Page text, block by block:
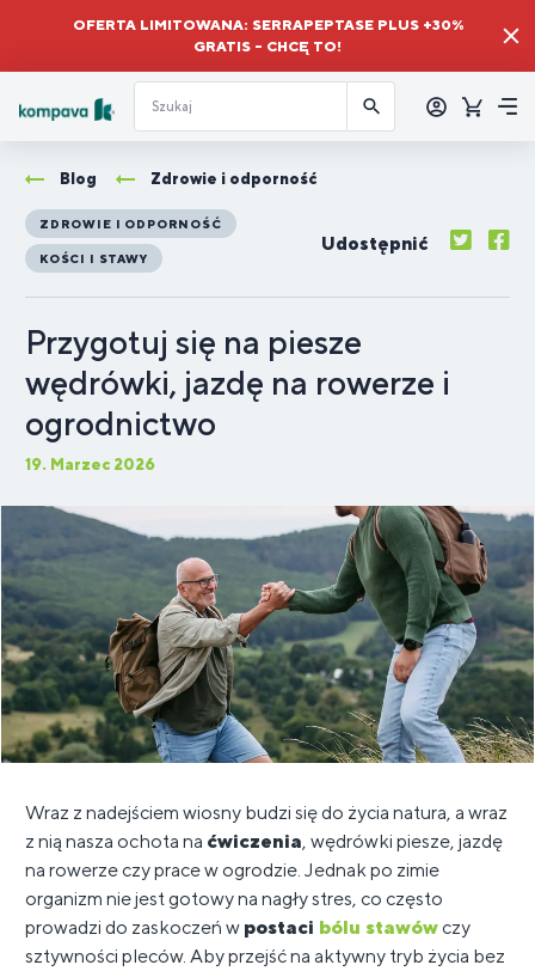
OFERTA LIMITOWANA: SERRAPEPTASE PLUS +30%
GRATIS – CHCĘ TO!
się
Koszyk
Blog Zdrowie i odporność
ZDROWIE I ODPORNOŚĆ
KOŚCI I STAWY
Udostępnić
Przygotuj się na piesze
wędrówki, jazdę na rowerze i
ogrodnictwo
19. Marzec 2026
Wraz z nadejściem wiosny budzi się do życia natura, a wraz
z nią nasza ochota na ćwiczenia, wędrówki piesze, jazdę
na rowerze czy prace w ogrodzie. Jednak po zimie
organizm nie jest gotowy na nagły stres, co często
prowadzi do zaskoczeń w postaci bólu stawów czy
sztywności pleców. Aby przejść na aktywny tryb życia bez